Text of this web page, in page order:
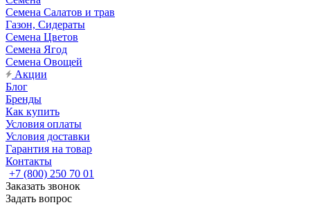
Семена Салатов и трав
Газон, Сидераты
Семена Цветов
Семена Ягод
Семена Овощей
Акции
Блог
Бренды
Как купить
Условия оплаты
Условия доставки
Гарантия на товар
Контакты
+7 (800) 250 70 01
Заказать звонок
Задать вопрос